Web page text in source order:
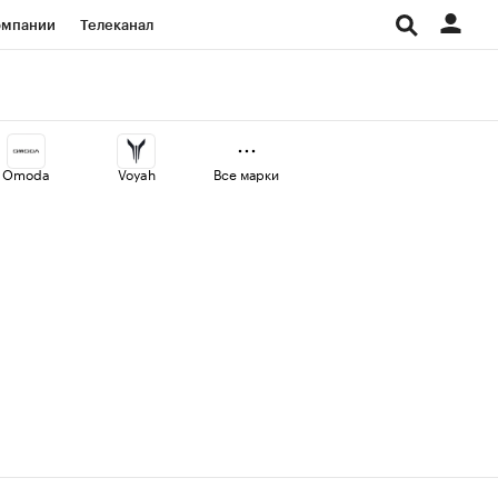
Телеканал
Проверка контрагентов
Omoda Voyah Все марки